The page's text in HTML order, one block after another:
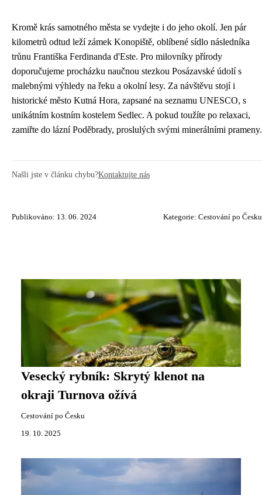
Kromě krás samotného města se vydejte i do jeho okolí. Jen pár
kilometrů odtud leží zámek Konopiště, oblíbené sídlo následníka
trůnu Františka Ferdinanda d'Este. Pro milovníky přírody
doporučujeme procházku naučnou stezkou Posázavské údolí s
malebnými výhledy na řeku a okolní lesy. Za návštěvu stojí i
historické město Kutná Hora, zapsané na seznamu UNESCO, s
unikátním kostním kostelem Sedlec. A pokud toužíte po relaxaci,
zamiřte do lázní Poděbrady, proslulých svými minerálními prameny.
Našli jste v článku chybu?Kontaktujte nás
Publikováno: 13. 06. 2024 Kategorie: Cestování po Česku
Vesecký rybník: Skrytý klenot na
okraji Turnova ožívá
Cestování po Česku
19. 10. 2025